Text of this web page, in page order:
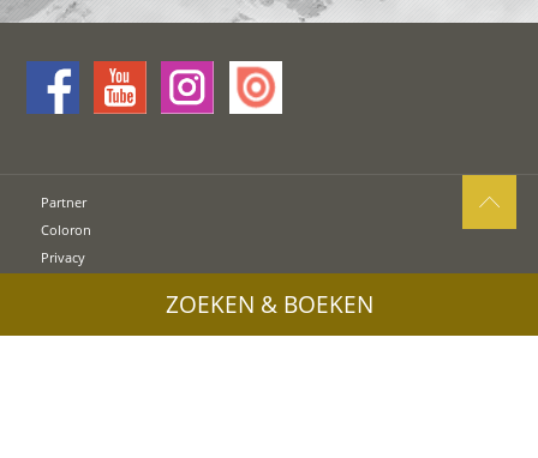
Partner
Coloron
Privacy
UID: IT00578160210
ZOEKEN & BOEKEN